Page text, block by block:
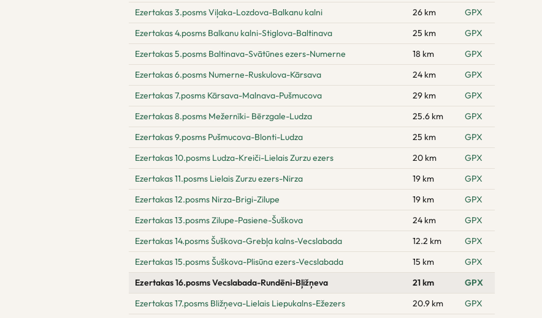
Ezertakas 3.posms Viļaka-Lozdova-Balkanu kalni
26 km
GPX
Ezertakas 4.posms Balkanu kalni-Stiglova-Baltinava
25 km
GPX
Ezertakas 5.posms Baltinava-Svātūnes ezers-Numerne
18 km
GPX
Ezertakas 6.posms Numerne-Ruskulova-Kārsava
24 km
GPX
Ezertakas 7.posms Kārsava-Malnava-Pušmucova
29 km
GPX
Ezertakas 8.posms Mežernīki- Bērzgale-Ludza
25.6 km
GPX
Ezertakas 9.posms Pušmucova-Blonti-Ludza
25 km
GPX
Ezertakas 10.posms Ludza-Kreiči-Lielais Zurzu ezers
20 km
GPX
Ezertakas 11.posms Lielais Zurzu ezers-Nirza
19 km
GPX
Ezertakas 12.posms Nirza-Brigi-Zilupe
19 km
GPX
Ezertakas 13.posms Zilupe-Pasiene-Šuškova
24 km
GPX
Ezertakas 14.posms Šuškova-Grebļa kalns-Vecslabada
12.2 km
GPX
Ezertakas 15.posms Šuškova-Plisūna ezers-Vecslabada
15 km
GPX
Ezertakas 16.posms Vecslabada-Rundēni-Bļižņeva
21 km
GPX
Ezertakas 17.posms Bližņeva-Lielais Liepukalns-Ežezers
20.9 km
GPX